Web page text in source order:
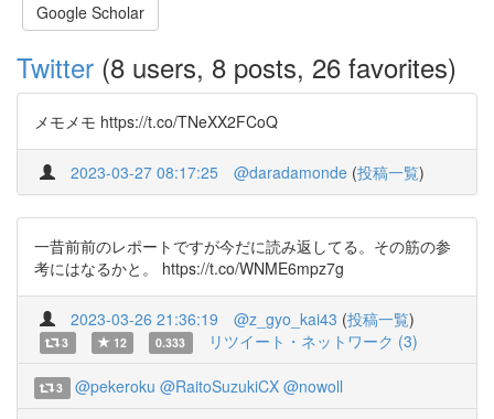
Google Scholar
Twitter (8 users, 8 posts, 26 favorites)
メモメモ https://t.co/TNeXX2FCoQ
2023-03-27 08:17:25 @daradamonde (投稿一覧)
一昔前前のレポートですが今だに読み返してる。その筋の参
考にはなるかと。 https://t.co/WNME6mpz7g
2023-03-26 21:36:19 @z_gyo_kai43 (投稿一覧)
3 12 0.333 リツイート・ネットワーク (3)
3 @pekeroku @RaitoSuzukiCX @nowoll